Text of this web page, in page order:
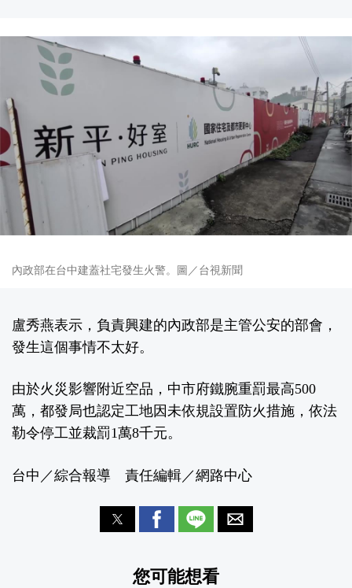
內政部在台中建蓋社宅發生火警。圖／台視新聞
盧秀燕表示，負責興建的內政部是主管公安的部會，
發生這個事情不太好。
由於火災影響附近空品，中市府鐵腕重罰最高500
萬，都發局也認定工地因未依規設置防火措施，依法
勒令停工並裁罰1萬8千元。
台中／綜合報導 責任編輯／網路中心
您可能想看